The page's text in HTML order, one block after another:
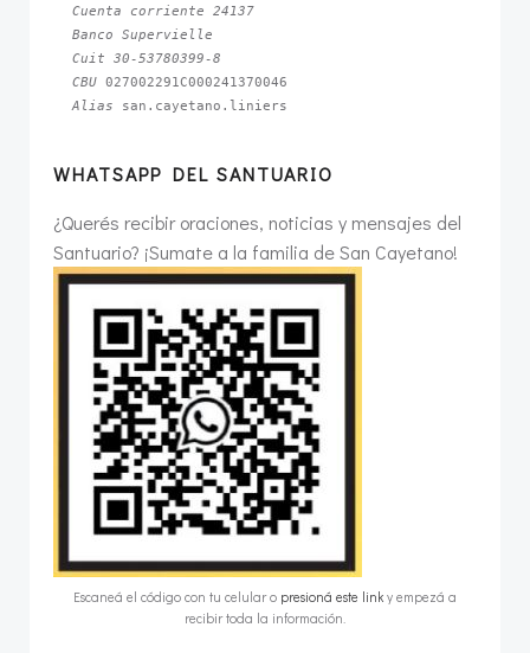
Cuenta corriente 24137
Banco Supervielle
Cuit 30-53780399-8
CBU
Alias san.cayetano.liniers
WHATSAPP DEL SANTUARIO
¿Querés recibir oraciones, noticias y mensajes del
Santuario? ¡Sumate a la familia de San Cayetano!
Escaneá el código con tu celular o presioná este link y empezá a
recibir toda la información.